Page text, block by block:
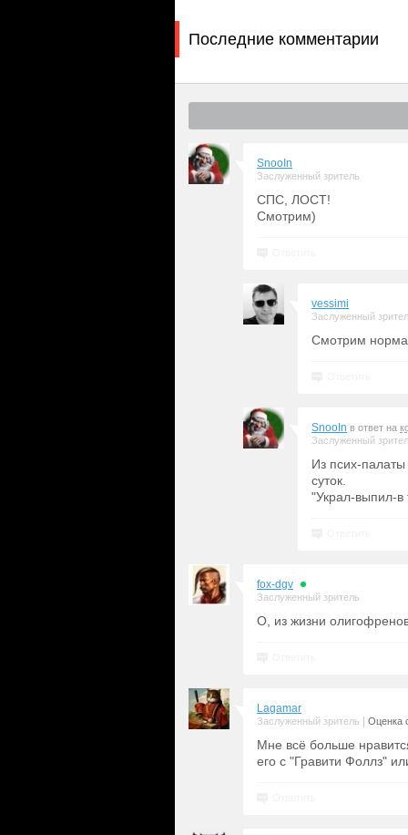
Последние комментарии
SnooIn
Заслуженный зритель
CПС, ЛОСТ!
Смотрим)
vessimi
Заслуженный
Смотрим
SnooIn в ответ на
Заслуженный
Из псих-
суток.
"Украл-выпил-в
fox-dgv
Заслуженный зритель
О, из жизни
Lagamar
Заслуженный зритель Оценка
Мне всё больше
его с "Гравити Фоллз"